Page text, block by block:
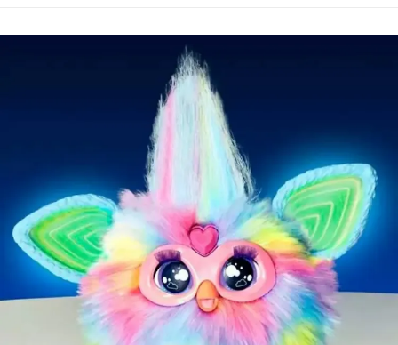
2.透過簡訊連結打開帳單後，可選擇「超商條碼／台灣大直營門市／銀行轉
帳／街口支付／iPASS MONEY」等通路繳費。
1.本服務係由「台灣大哥大股份有限公司」（以下簡稱本公司）所提供，讓
用戶於交易時，得透過本服務購買商品或服務，並由商店將買賣／分期付款
買賣價金債權讓與本公司後，依約使用本公司帳單繳交帳款。
2.基於同意付款使用「大哥付你分期」之契約關係目的，商店將以您的個人
資料（包含姓名、電話或地址）提供予台灣大哥大進項蒐集、處理及利用，
由本公司與您本人進行分期帳單所需資料之確認、核對及更正。
3.完整用戶服務條款，請詳閱以下連結：
https://oppay.tw/userRule
每筆NT$90，滿NT$3,000(含以上)免運費
每筆NT$90，滿NT$3,000(含以上)免運費
每筆NT$120，滿NT$3,000(含以上)免運費
現貨-宅配(離島)
每筆NT$160，滿NT$3,000(含以上)免運費
東海門市自取，需自備購物袋取貨唷。
免運費